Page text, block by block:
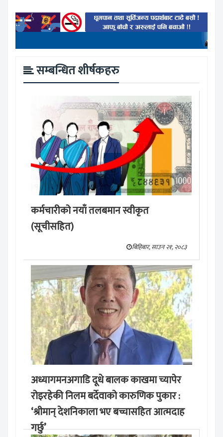
सम्बन्धित शीर्षकहरु
कर्मचारीको नयाँ तलबमान स्वीकृत
(सूचीसहित)
बिहिबार, साउन २१, २०८३
अध्यागमनअगाडि दूधे बालक काखमा च्यापेर
रोइरहेकी निलम बर्देवाको कारुणिक पुकार :
‘श्रीमान् देशनिकाला भए बच्चासहित आत्मदाह
गर्छु’